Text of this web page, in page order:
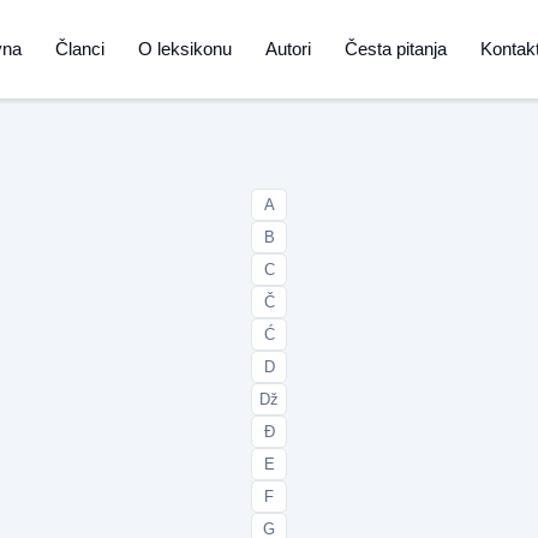
Članci O leksikonu Autori Česta pitanja
A
B
C
Č
Ć
D
Dž
Đ
E
F
G